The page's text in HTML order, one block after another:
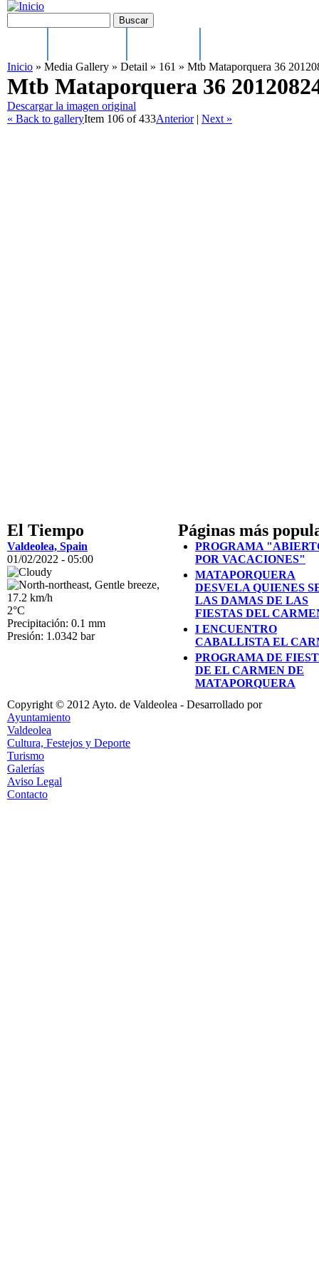
Pasar al contenido principal
Formulario de búsqueda
Inicio » Media Gallery » Detail » 161 » Mtb Mataporquera 36
Mtb Mataporquera 36
Descargar la imagen original
« Back to galleryItem 106 of 433Anterior| Next »
El Tiempo
Valdeolea, Spain
01/02/2022 - 05:00
2°C
Precipitación: 0.1 mm
Presión: 1.0342 bar
Páginas más
PROGRAMA
POR VACACIONES"
MATAPORQUERA
DESVELA QUIENES
LAS DAMAS DE LAS
FIESTAS DEL
I ENCUENTRO
CABALLISTA EL
PROGRAMA DE
DE EL CARMEN DE
MATAPORQUERA
Copyright © 2012 Ayto. de Valdeolea - Desarrollado por
Ayuntamiento
Valdeolea
Cultura, Festejos y Deporte
Turismo
Galerías
Aviso Legal
Contacto